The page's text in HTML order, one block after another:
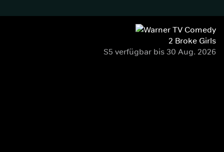
2 Broke Girls
S5 verfügbar bis 30 Aug. 2026